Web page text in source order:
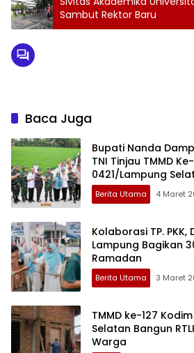
Sambut Rektor Baru
Baca Juga
Bupati Nanda
TNI Tinjau TMMD
0421/Lampung
Berita Utama 4 Maret
Kolaborasi TP. PKK,
Lampung Bagikan
Ramadan
Berita Utama 3 Maret
TMMD ke-127
Selatan Bangun
Warga